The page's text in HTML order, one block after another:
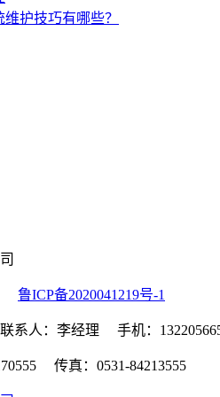
护技巧有哪些？
鲁ICP备2020041219号-1
系人：李经理 手机：
传真：0531-84213555